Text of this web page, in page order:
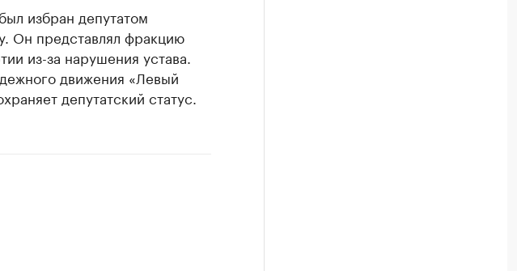
избран депутатом
Он представлял фракцию
из-за нарушения устава.
движения «Левый
депутатский статус.